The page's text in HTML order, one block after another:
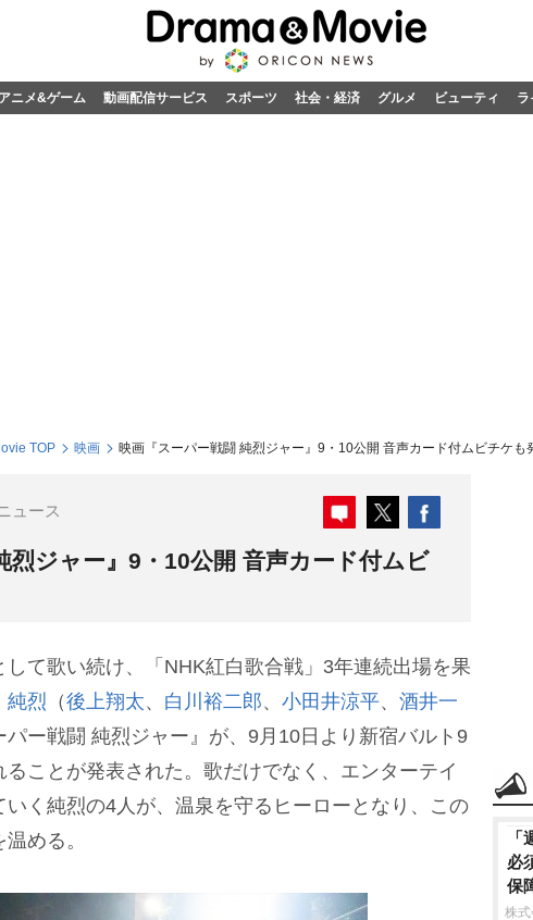
アニメ&ゲーム 動画配信サービス スポーツ 社会・経済 グルメ ビューティ ラ
TOP 映画 映画『スーパー戦闘 純烈ジャー』9・10公開 音声カード付ムビチケも
ュース
烈ジャー』9・10公開 音声カード付ムビ
て歌い続け、「NHK紅白歌合戦」3年連続出場を果
純烈 （後上翔太、 白川裕二郎、 小田井涼平、 酒井一
パー戦闘 純烈ジャー』が、9月10日より新宿バルト9
ることが発表された。歌だけでなく、エンターテイ
く純烈の4人が、温泉を守るヒーローとなり、この
める。
必
保
株